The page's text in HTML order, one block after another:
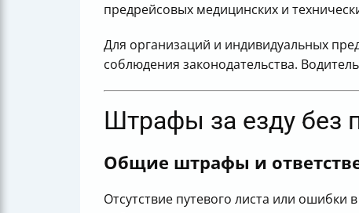
предрейсовых медицинских и
Для организаций и индивидуальных
соблюдения законодательства.
Штрафы за езду без
Общие штрафы и
Отсутствие путевого листа или